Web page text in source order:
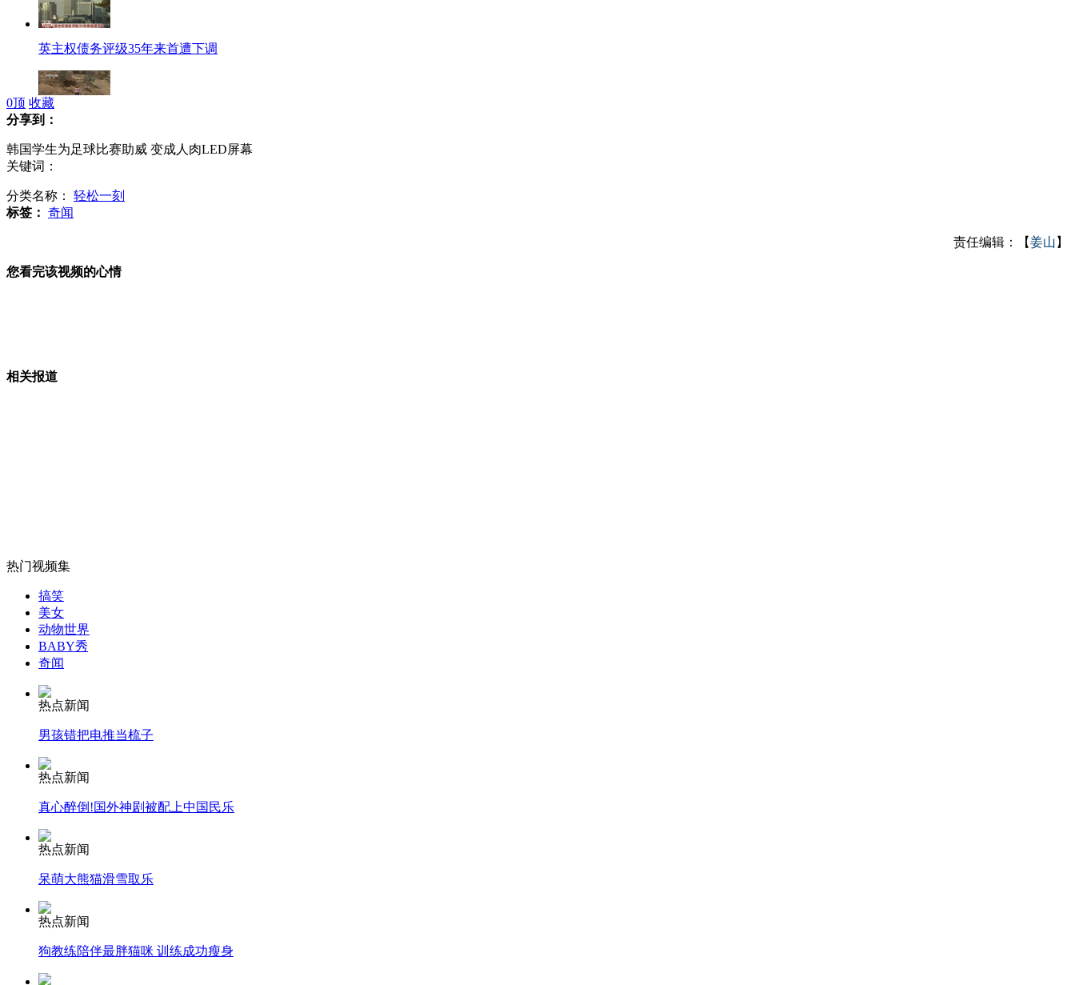
英主权债务评级35年来首遭下调
刀锋战士获保释 民众称"有钱就可以胡来"
印度多个城市进入高度戒备状态
山西运城恶犬咬伤多人 警民合力深夜将其击毙
女孩北京地铁殴打老人 痛下狠手拳打脚踢
无痛分娩是否安全 医生回应
外交部：反对强权政治霸凌主义
外交部：有关国家言论片面不公正
0顶 收藏
分享到：
韩国学生为足球比赛助威 变成人肉LED屏幕
关键词：
分类名称： 轻松一刻
标签： 奇闻
责任编辑：【姜山 】
您看完该视频的心情
相关报道
热门视频集
搞笑
美女
动物世界
BABY秀
奇闻
热点新闻
男孩错把电推当梳子
热点新闻
真心醉倒!国外神剧被配上中国民乐
热点新闻
呆萌大熊猫滑雪取乐
热点新闻
狗教练陪伴最胖猫咪 训练成功瘦身